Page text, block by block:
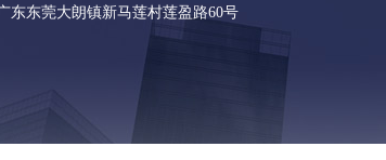
东东莞大朗镇新马莲村莲盈路60号